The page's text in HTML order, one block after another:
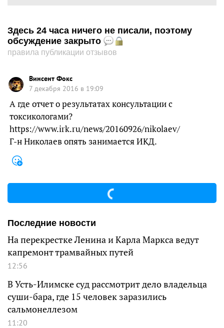
Здесь 24 часа ничего не писали, поэтому
обсуждение закрыто
правила публикации отзывов
Винсент Фокс
7 декабря 2016 в 19:09
А где отчет о результатах консультации с
токсикологами?
https://www.irk.ru/news/20160926/nikolaev/
Г-н Николаев опять занимается ИКД.
Последние новости
На перекрестке Ленина и Карла Маркса ведут
капремонт трамвайных путей
12:56
В Усть-Илимске суд рассмотрит дело владельца
суши-бара, где 15 человек заразились
сальмонеллезом
11:20